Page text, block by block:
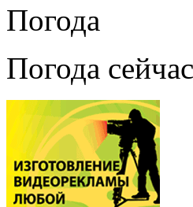
Погода
Погода сейчас